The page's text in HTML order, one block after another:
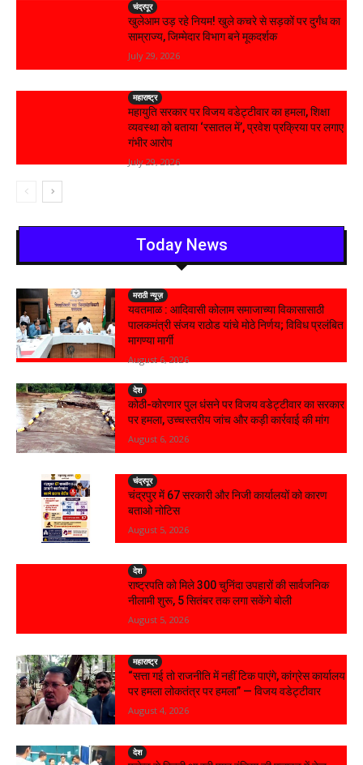
चंद्रपूर
खुलेआम उड़ रहे नियम! खुले कचरे से सड़कों पर दुर्गंध का
साम्राज्य, जिम्मेदार विभाग बने मूकदर्शक
July 29, 2026
महाराष्ट्र
महायुति सरकार पर विजय वडेट्टीवार का हमला, शिक्षा
व्यवस्था को बताया ‘रसातल में’, प्रवेश प्रक्रिया पर लगाए
गंभीर आरोप
July 29, 2026
Today News
मराठी न्यूज़
यवतमाळ : आदिवासी कोलाम समाजाच्या विकासासाठी
पालकमंत्री संजय राठोड यांचे मोठे निर्णय; विविध प्रलंबित
मागण्या मार्गी
August 6, 2026
देश
कोठी-कोरणार पुल धंसने पर विजय वडेट्टीवार का सरकार
पर हमला, उच्चस्तरीय जांच और कड़ी कार्रवाई की मांग
August 6, 2026
चंद्रपूर
चंद्रपुर में 67 सरकारी और निजी कार्यालयों को कारण
बताओ नोटिस
August 5, 2026
देश
राष्ट्रपति को मिले 300 चुनिंदा उपहारों की सार्वजनिक
नीलामी शुरू, 5 सितंबर तक लगा सकेंगे बोली
August 5, 2026
महाराष्ट्र
“सत्ता गई तो राजनीति में नहीं टिक पाएंगे, कांग्रेस कार्यालय
पर हमला लोकतंत्र पर हमला” — विजय वडेट्टीवार
August 4, 2026
देश